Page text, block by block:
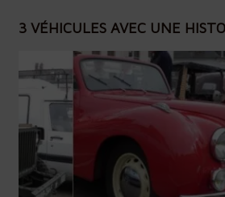
3 VÉHICULES AVEC UNE